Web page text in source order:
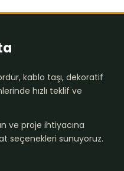
kablo taşı, dekoratif
hızlı teklif ve
ve proje ihtiyacına
seçenekleri sunuyoruz.